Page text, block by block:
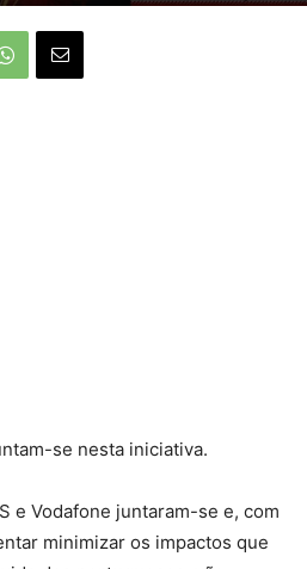
se nesta iniciativa.
e Vodafone juntaram-se e, com
minimizar os impactos que